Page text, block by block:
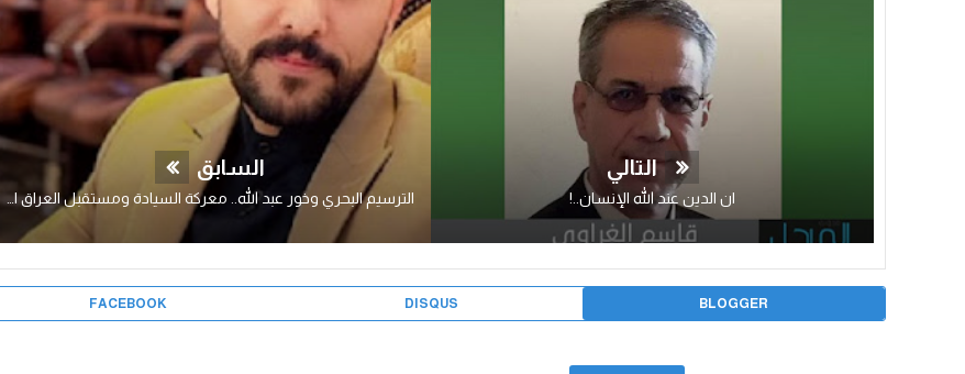
التالي
ان الدين عند الله الإنسان..!
السابق
الترسيم البحري وخور عبد الله.. معركة السيادة ومستقبل العراق البحري..!
BLOGGER
DISQUS
FACEBOOK